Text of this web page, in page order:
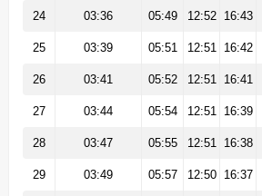
24 03:36 05:49 12:52 16:43
25 03:39 05:51 12:51 16:42
26 03:41 05:52 12:51 16:41
27 03:44 05:54 12:51 16:39
28 03:47 05:55 12:51 16:38
29 03:49 05:57 12:50 16:37